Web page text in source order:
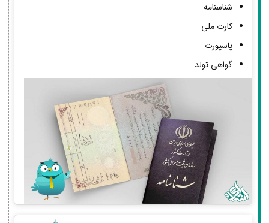
شناسنامه
کارت ملی
پاسپورت
گواهی تولد